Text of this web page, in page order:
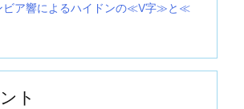
ビア響によるハイドンの≪V字≫と≪
ト